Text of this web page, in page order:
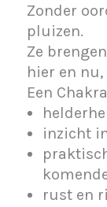
Zonder
pluizen.
Ze
hier en
Een
inzicht
rust en